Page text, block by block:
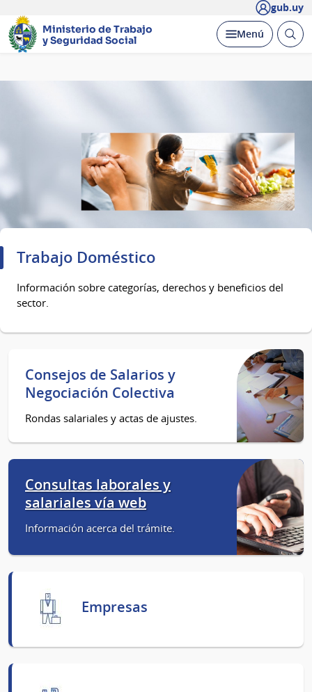
gub.uy
Ministerio de Trabajo
y Seguridad Social
Desplegar
Menú Abrir
Trabajo Doméstico
Información sobre categorías, derechos y beneficios del
sector.
Consejos de Salarios y
Negociación Colectiva
Rondas salariales y actas de ajustes.
Consultas laborales y
salariales vía web
Información acerca del trámite.
Empresas